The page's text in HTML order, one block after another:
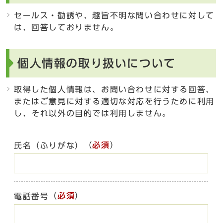
セールス・勧誘や、趣旨不明な問い合わせに対して
は、回答しておりません。
個人情報の取り扱いについて
取得した個人情報は、お問い合わせに対する回答、
またはご意見に対する適切な対応を行うために利用
し、それ以外の目的では利用しません。
氏名（ふりがな） （必須）
電話番号 （必須）